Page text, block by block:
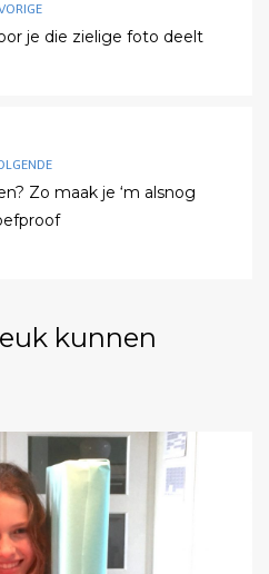
je die zielige foto deelt
Zo maak je ‘m alsnog
kunnen